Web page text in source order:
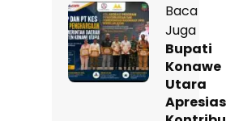
Baca
Juga
Bupati
Konawe
Utara